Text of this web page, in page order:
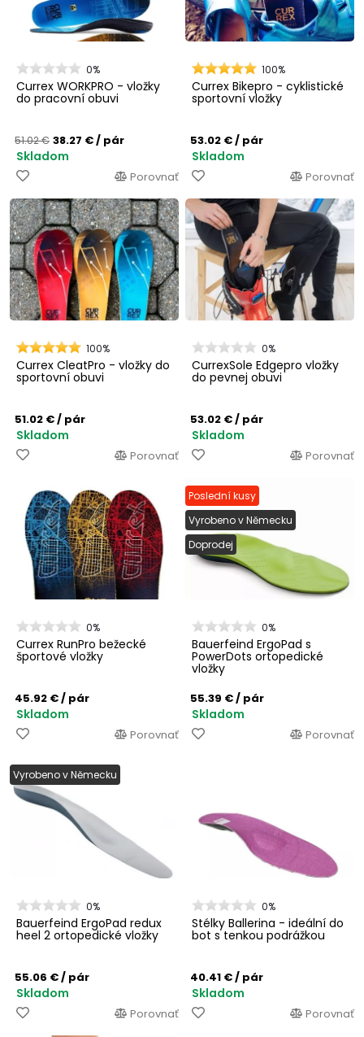
0%
Currex WORKPRO - vložky
do pracovní obuvi
51.02 € 38.27 €/ pár
Skladom
Porovnať
100%
Currex Bikepro - cyklistické
sportovní vložky
53.02 €/ pár
Skladom
Porovnať
100%
Currex CleatPro - vložky do
sportovní obuvi
51.02 €/ pár
Skladom
Porovnať
0%
CurrexSole Edgepro vložky
do pevnej obuvi
53.02 €/ pár
Skladom
Porovnať
0%
Currex RunPro bežecké
športové vložky
45.92 €/ pár
Skladom
Porovnať
Poslední kusy
Vyrobeno v Německu
Doprodej
0%
Bauerfeind ErgoPad s
PowerDots ortopedické
vložky
55.39 €/ pár
Skladom
Porovnať
Vyrobeno v Německu
0%
Bauerfeind ErgoPad redux
heel 2 ortopedické vložky
55.06 €/ pár
Skladom
Porovnať
0%
Stélky Ballerina - ideální do
bot s tenkou podrážkou
40.41 €/ pár
Skladom
Porovnať